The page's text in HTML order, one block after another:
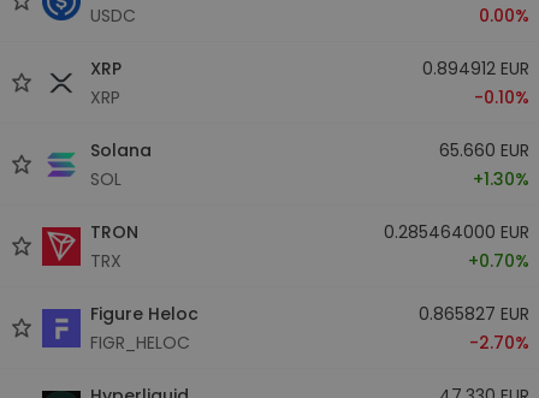
USDC
0.00%
XRP
XRP
0.894912 EUR
-0.10%
Solana
SOL
65.660 EUR
+1.30%
TRON
TRX
0.285464000 EUR
+0.70%
Figure Heloc
FIGR_HELOC
0.865827 EUR
-2.70%